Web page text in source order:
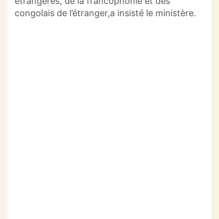
congolais de l’étranger,a insisté le ministère.